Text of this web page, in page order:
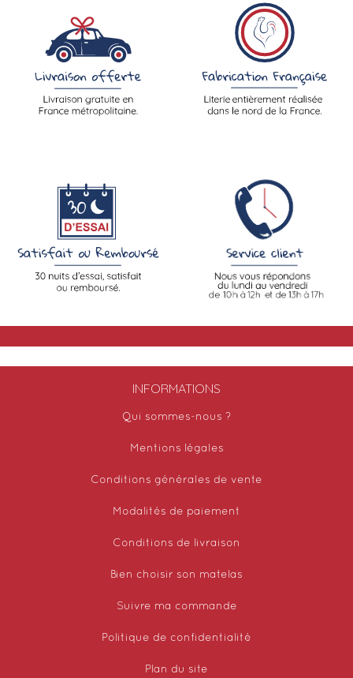
INFORMATIONS
Qui sommes-nous ?
Mentions légales
Conditions générales de vente
Modalités de paiement
Conditions de livraison
Bien choisir son matelas
Suivre ma commande
Politique de confidentialité
Plan du site